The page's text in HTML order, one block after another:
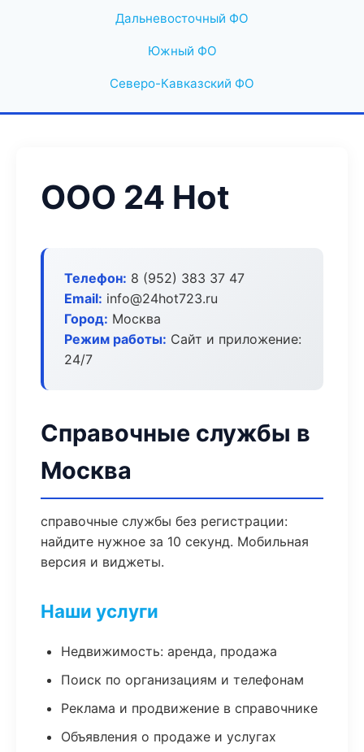
Дальневосточный ФО
Южный ФО
Северо-Кавказский ФО
ООО 24 Hot
Телефон: 8 (952) 383 37 47
Email: info@24hot723.ru
Город: Москва
Режим работы: Сайт и приложение:
24/7
Справочные службы в
Москва
справочные службы без регистрации:
найдите нужное за 10 секунд. Мобильная
версия и виджеты.
Наши услуги
Недвижимость: аренда, продажа
Поиск по организациям и телефонам
Реклама и продвижение в справочнике
Объявления о продаже и услугах